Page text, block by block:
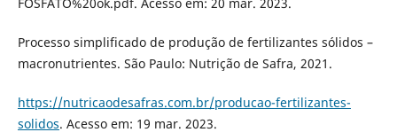
Processo simplificado de produção de fertilizantes sólidos –
macronutrientes. São Paulo: Nutrição de Safra, 2021.
https://nutricaodesafras.com.br/producao-fertilizantes-
solidos. Acesso em: 19 mar. 2023.